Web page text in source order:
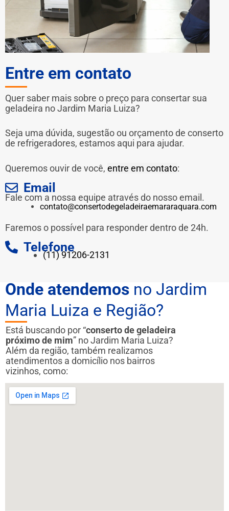
Entre em contato
Quer saber mais sobre o preço para consertar sua
geladeira no Jardim Maria Luiza?
Seja uma dúvida, sugestão ou orçamento de conserto
de refrigeradores, estamos aqui para ajudar.
Queremos ouvir de você, entre em contato:
Email
Fale com a nossa equipe através do nosso email.
contato@consertodegeladeiraemararaquara.com
Faremos o possível para responder dentro de 24h.
Telefone
(11) 91206-2131
Onde atendemos no Jardim
Maria Luiza e Região?
Está buscando por “conserto de geladeira
próximo de mim” no Jardim Maria Luiza?
Além da região, também realizamos
atendimentos a domicílio nos bairros
vizinhos, como: